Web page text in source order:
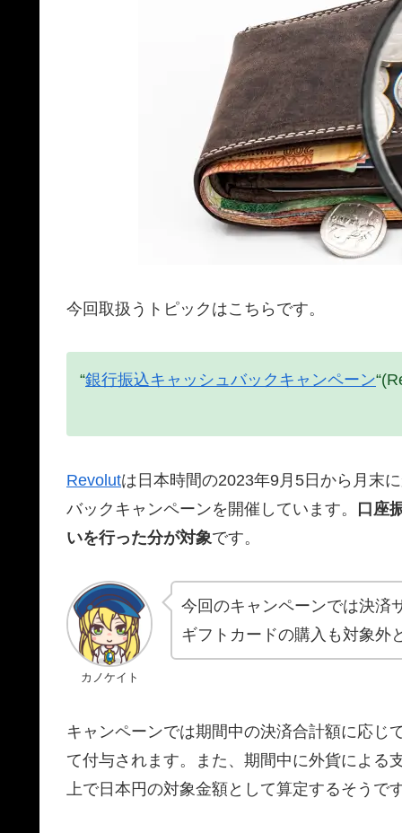
今回取扱うトピックはこちらです。
“銀行振込キャッシュバックキャンペーン
Revolutは日本時間の2023年9月5日から月末
バックキャンペーンを開催しています。 口座
いを行った分が対象です。
カノケイト
今回のキャンペーンでは決済
ギフトカードの購入も対象外
キャンペーンでは期間中の決済合計額に応じ
て付与されます。また、期間中に外貨による
上で日本円の対象金額として算定するそうで